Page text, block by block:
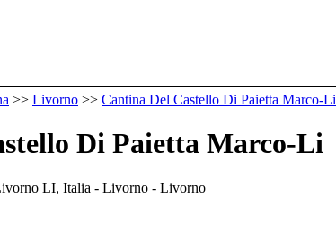
>> Livorno >> Cantina Del Castello Di Paietta Marco-Li
Di Paietta Marco-Li
LI, Italia - Livorno - Livorno